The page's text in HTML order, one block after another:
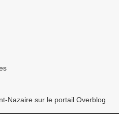
Nazaire sur le portail Overblog